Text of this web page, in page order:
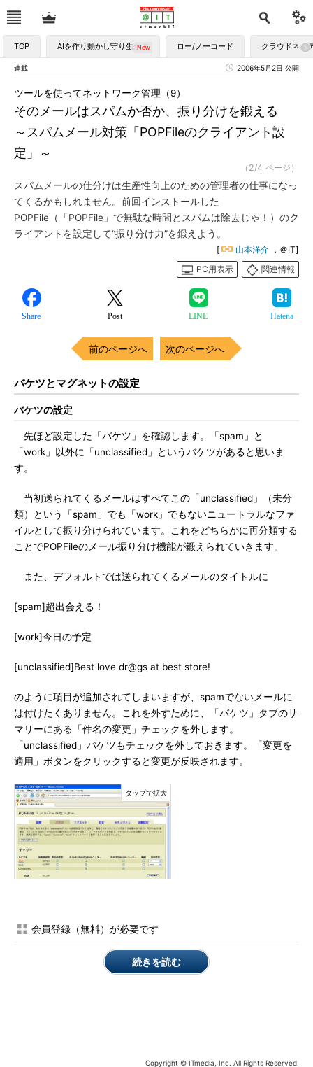
TOP AIを作り動かし守り生かす ロー/ノーコード クラウドネイ
連載 2006年5月2日 公開
そのメールはスパムか否か、振り分けを鍛える
～スパムメール対策「POPFileのクライアント設
定」～
ツールを使ってネットワーク管理（9）
（2/4 ページ）
スパムメールの仕分けは生産性向上のための管理者の仕事になっ
てくるかもしれません。前回インストールした
POPFile（「POPFile」で無駄な時間とスパムは除去じゃ！）のク
ライアントを設定して“振り分け力”を鍛えよう。
[ 山本洋介 ，＠IT]
PC用表示
関連情報
Share Post LINE Hatena
前のページへ 次のページへ
バケツとマグネットの設定
バケツの設定
先ほど設定した「バケツ」を確認します。「spam」と
「work」以外に「unclassified」というバケツがあると思いま
す。
当初送られてくるメールはすべてこの「unclassified」（未分
類）という「spam」でも「work」でもないニュートラルなファ
イルとして振り分けられています。これをどちらかに再分類する
ことでPOPFileのメール振り分け機能が鍛えられていきます。
また、デフォルトでは送られてくるメールのタイトルに
[spam]超出会える！
[work]今日の予定
[unclassified]Best love dr@gs at best store!
のように項目が追加されてしまいますが、spamでないメールに
は付けたくありません。これを外すために、「バケツ」タブのサ
マリーにある「件名の変更」チェックを外します。
「unclassified」バケツもチェックを外しておきます。「変更を
適用」ボタンをクリックすると変更が反映されます。
画面18 spamの件名を変更させてしまおう（画像
ったことが分かるようにしていることがあります。これを避けた
会員登録（無料）が必要です
続きを読む
Copyright © ITmedia, Inc. All Rights Reserved.